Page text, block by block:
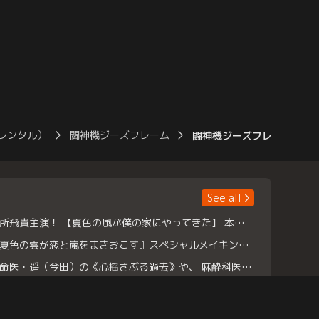
ンタル） 闘神機ジーズフレーム 闘神機ジーズフレーム 第
See all
浮所飛貴主演！ 【夏色の風が僕の家にやってきた】 本日よりテラサで独占配信スタート！
『夏色の雲が恋と嵐をまきおこす』スペシャルメイキング 【Part1】2026年７月18日（土）23時30分～配信スタート！話題のシーンの裏側を大公開！豪華キャスト大集合！ 『武宮家 真夏の家族会議』開催！
救命医・遥（今田）の《心揺さぶる過去》や、 麻酔科医・権野（船越英一郎）の《謎多きプライベート》など… 《知られざるエピソード》を独占配信！